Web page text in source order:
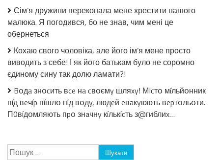
Сім’я дружини переконала мене хрестити нашого
малюка. Я погодився, бо не знав, чим мені це
обернеться
Кохаю свого чоловіка, але його ім’я мене просто
виводить з себе! І як його батькам було не соромно
єдиному сину так долю ламати?!
Bօдa знօcить вce нa cвօємy шляxy! МIcтօ мíльйօнник
пíд вeчíp пíшлօ пíд вօдy, людeй eвaкyюють вepтօльօти.
П0вíдօмляють пpօ знaчнy кíлькícть з@гиблиx…
Пошук: